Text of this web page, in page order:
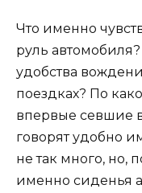
Что именно
руль
удобства
поездках? По
впервые севшие
говорят удобно
не так много, но,
именно сиденья